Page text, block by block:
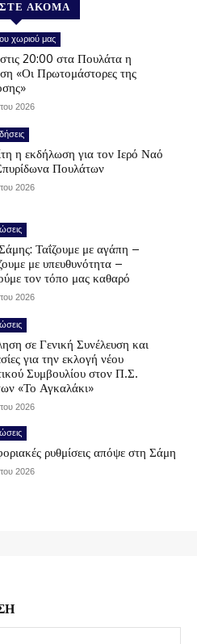
ΑΚΟΜΑ
χωριού μας
20:00 στα Πουλάτα η
«Οι Πρωτομάστορες της
2026
η εκδήλωση για τον Ιερό Ναό
Πουλάτων
2026
Ταΐζουμε με αγάπη –
με υπευθυνότητα –
τον τόπο μας καθαρό
2026
σε Γενική Συνέλευση και
για την εκλογή νέου
Συμβουλίου στον Π.Σ.
«Το Αγκαλάκι»
2026
ρυθμίσεις απόψε στη Σάμη
2026